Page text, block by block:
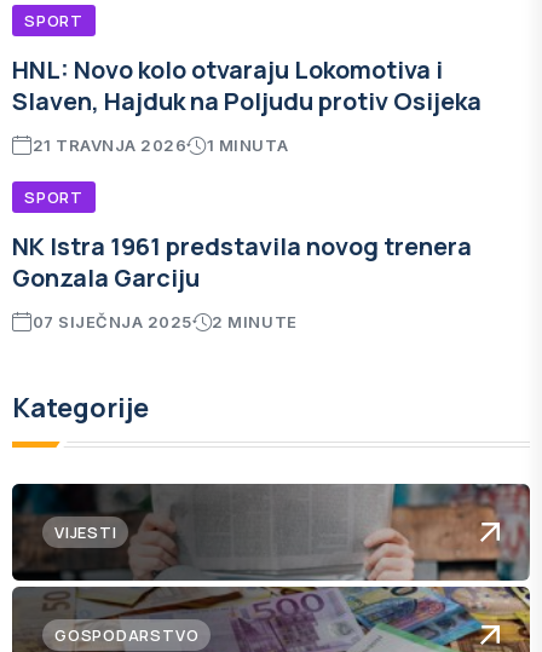
SPORT
HNL: Novo kolo otvaraju Lokomotiva i
Slaven, Hajduk na Poljudu protiv Osijeka
21 TRAVNJA 2026 1 MINUTA
SPORT
NK Istra 1961 predstavila novog trenera
Gonzala Garciju
07 SIJEČNJA 2025 2 MINUTE
Kategorije
VIJESTI
GOSPODARSTVO